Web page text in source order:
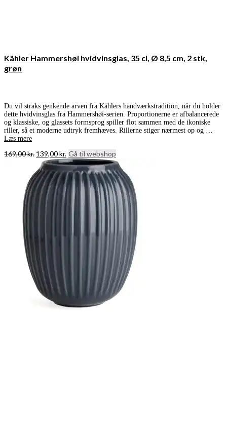
Kähler Hammershøi hvidvinsglas, 35 cl, Ø 8,5 cm, 2 stk,
grøn
Du vil straks genkende arven fra Kählers håndværkstradition, når du holder
dette hvidvinsglas fra Hammershøi-serien. Proportionerne er afbalancerede
og klassiske, og glassets formsprog spiller flot sammen med de ikoniske
riller, så et moderne udtryk fremhæves. Rillerne stiger nærmest op og …
Læs mere
169,00kr. Den
oprindelige
pris
var:
169,00 kr..
139,00kr. Den
aktuelle
pris
er:
139,00 kr..
Gå til webshop